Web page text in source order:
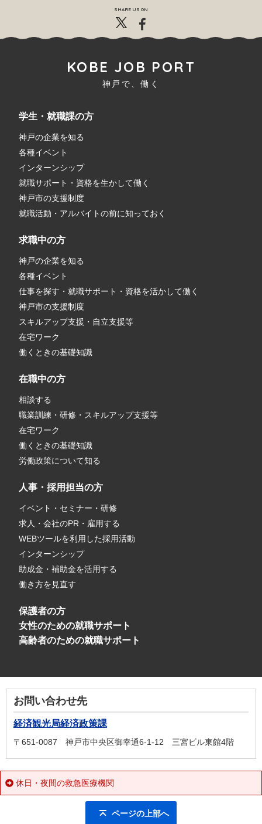
SHARE US ON
KOBE JOB PORT
神戸で、働く
学生・就職課の方
神戸の企業を知る
各種イベント
インターンシップ
就職サポート・資格を生かして働く
神戸市の支援制度
就職活動・アルバイトの前に知っておく
求職中の方
神戸の企業を知る
各種イベント
仕事を探す・就職サポート・資格を活かして働く
神戸市の支援制度
スキルアップ支援・自立支援等
在宅ワーク
働くときの基礎知識
在職中の方
相談する
職業訓練・研修・スキルアップ支援等
在宅ワーク
働くときの基礎知識
労働政策について知る
人事・採用担当の方
イベント・セミナー・研修
求人・会社のPR・雇用する
WEBツールを利用した採用活動
インターンシップ
助成金・補助金を活用する
働き方を見直す
保護者の方
女性のための就職サポート
高齢者のための就職サポート
お問い合わせ先
経済観光局経済政策課
〒651-0087 神戸市中央区御幸通6-1-12 三宮ビル東館4階
休日・夜間の救急医療機関
ページの上部へ